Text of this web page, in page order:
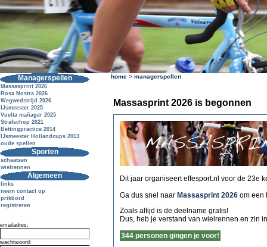
Managerspellen
Massasprint 2026
Rosa Nostra 2026
Wegwedstrijd 2026
IJsmeester 2025
Vuelta mañager 2025
Strafschop 2021
Bettingpractice 2014
IJsmeester Hollandcups 2013
oude spellen
Sporten
schaatsen
wielrennen
Algemeen
links
neem contact op
prikbord
registreren
emailadres:
wachtwoord:
home > managerspellen
Massasprint 2026 is begonnen
Dit jaar organiseert effesport.nl voor de 23e
Ga dus snel naar Massasprint 2026 om een
Zoals altijd is de deelname gratis!
Dus, heb je verstand van wielrennen en zin
344 personen gingen je voor!